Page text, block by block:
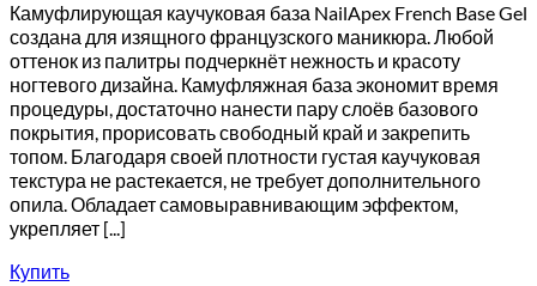
Камуфлирующая каучуковая база NailApex French Base Gel
создана для изящного французского маникюра. Любой
оттенок из палитры подчеркнёт нежность и красоту
ногтевого дизайна. Камуфляжная база экономит время
процедуры, достаточно нанести пару слоёв базового
покрытия, прорисовать свободный край и закрепить
топом. Благодаря своей плотности густая каучуковая
текстура не растекается, не требует дополнительного
опила. Обладает самовыравнивающим эффектом,
укрепляет [...]
Купить